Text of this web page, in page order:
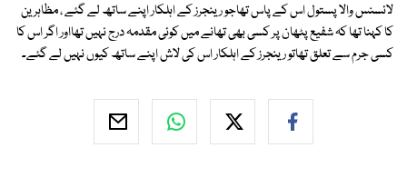
لائسنس والا پستول اس کے پاس تھاجو رینجرز کے اہلکار اپنے ساتھ لے گئے ، مظاہرین
کا کہنا تھا کہ شفیع پٹھان پر کسی بھی تھانے میں کوئی مقدمہ درج نہیں تھااور اگر اس کا
کسی جرم سے تعلق تھاتو رینجرز کے اہلکار اس کی لاش اپنے ساتھ کیوں نہیں لے گئے۔